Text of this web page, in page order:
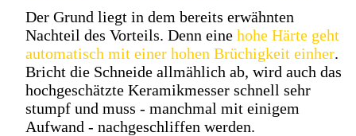
Der Grund liegt in dem bereits erwähnten
Nachteil des Vorteils. Denn eine hohe Härte geht
automatisch mit einer hohen Brüchigkeit einher.
Bricht die Schneide allmählich ab, wird auch das
hochgeschätzte Keramikmesser schnell sehr
stumpf und muss - manchmal mit einigem
Aufwand - nachgeschliffen werden.